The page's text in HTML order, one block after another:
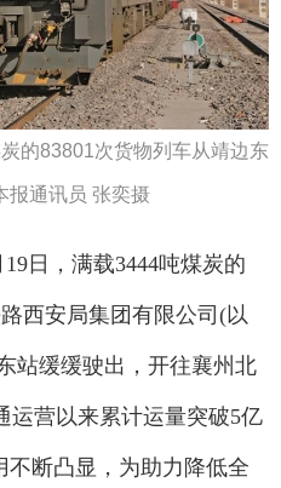
的83801次货物列车从靖边东
报通讯员 张奕摄
日，满载3444吨煤炭的
西安局集团有限公司(以
站缓缓驶出，开往襄州北
运营以来累计运量突破5亿
不断凸显，为助力降低全